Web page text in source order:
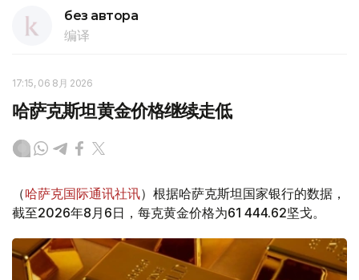
без автора
编译
17:15, 06 8月 2026
哈萨克斯坦黄金价格继续走低
（哈萨克国际通讯社讯）根据哈萨克斯坦国家银行的数据，
截至2026年8月6日，每克黄金价格为61 444.62坚戈。